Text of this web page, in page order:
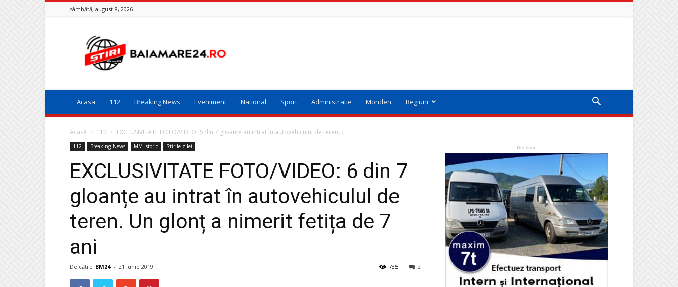
sâmbătă, august 8, 2026
Baia
Mare
24
Acasa 112 Breaking News Eveniment National Sport Administratie Monden Regiuni
Acasă 112 EXCLUSIVITATE FOTO/VIDEO: 6 din 7 gloanțe au intrat în autovehiculul de teren....
112 Breaking News MM Istoric Stirile zilei
EXCLUSIVITATE FOTO/VIDEO: 6 din 7
gloanțe au intrat în autovehiculul de
teren. Un glonț a nimerit fetița de 7
ani
De către BM24 - 21 iunie 2019 2
735
- Reclame -